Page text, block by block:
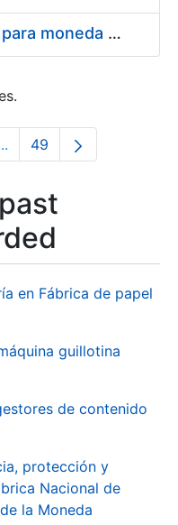
Suministro de estuches para moneda de 30 €
Intermediate Pages Use
Page
49
en Fábrica de papel
guillotina
de contenido
protección y
Nacional de
la Moneda